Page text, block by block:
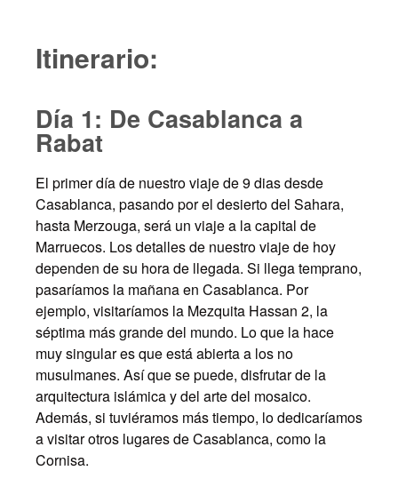
Itinerario:
Día 1: De Casablanca a
Rabat
El primer día de nuestro viaje de 9 dias desde
Casablanca, pasando por el desierto del Sahara,
hasta Merzouga, será un viaje a la capital de
Marruecos. Los detalles de nuestro viaje de hoy
dependen de su hora de llegada. Si llega temprano,
pasaríamos la mañana en Casablanca. Por
ejemplo, visitaríamos la Mezquita Hassan 2, la
séptima más grande del mundo. Lo que la hace
muy singular es que está abierta a los no
musulmanes. Así que se puede, disfrutar de la
arquitectura islámica y del arte del mosaico.
Además, si tuviéramos más tiempo, lo dedicaríamos
a visitar otros lugares de Casablanca, como la
Cornisa.